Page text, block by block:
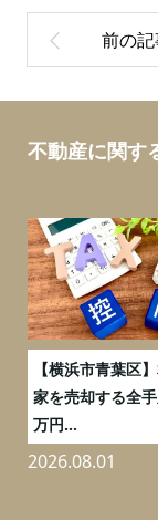
不動産に関す
【横浜市青葉区
家を売却する全
万円...
2026.08.01